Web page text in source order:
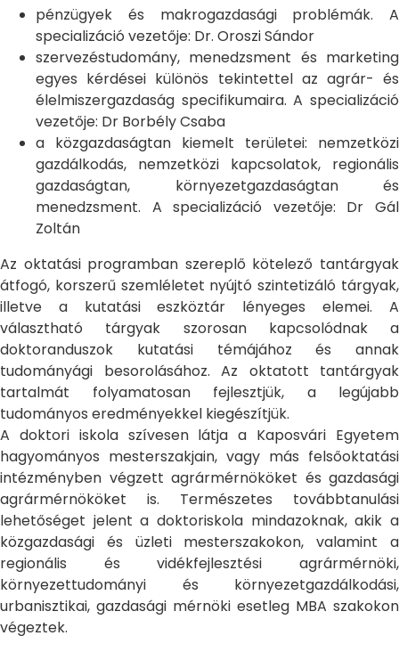
pénzügyek és makrogazdasági problémák. A
specializáció vezetője: Dr. Oroszi Sándor
szervezéstudomány, menedzsment és marketing
egyes kérdései különös tekintettel az agrár- és
élelmiszergazdaság specifikumaira. A specializáció
vezetője: Dr Borbély Csaba
a közgazdaságtan kiemelt területei: nemzetközi
gazdálkodás, nemzetközi kapcsolatok, regionális
gazdaságtan, környezetgazdaságtan és
menedzsment. A specializáció vezetője: Dr Gál
Zoltán
Az oktatási programban szereplő kötelező tantárgyak
átfogó, korszerű szemléletet nyújtó szintetizáló tárgyak,
illetve a kutatási eszköztár lényeges elemei. A
választható tárgyak szorosan kapcsolódnak a
doktoranduszok kutatási témájához és annak
tudományági besorolásához. Az oktatott tantárgyak
tartalmát folyamatosan fejlesztjük, a legújabb
tudományos eredményekkel kiegészítjük.
A doktori iskola szívesen látja a Kaposvári Egyetem
hagyományos mesterszakjain, vagy más felsőoktatási
intézményben végzett agrármérnököket és gazdasági
agrármérnököket is. Természetes továbbtanulási
lehetőséget jelent a doktoriskola mindazoknak, akik a
közgazdasági és üzleti mesterszakokon, valamint a
regionális és vidékfejlesztési agrármérnöki,
környezettudományi és környezetgazdálkodási,
urbanisztikai, gazdasági mérnöki esetleg MBA szakokon
végeztek.